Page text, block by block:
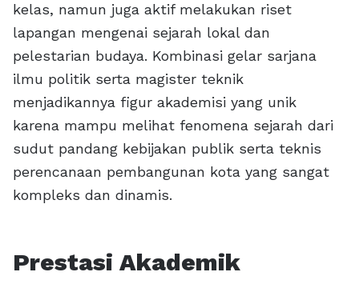
kelas, namun juga aktif melakukan riset
lapangan mengenai sejarah lokal dan
pelestarian budaya. Kombinasi gelar sarjana
ilmu politik serta magister teknik
menjadikannya figur akademisi yang unik
karena mampu melihat fenomena sejarah dari
sudut pandang kebijakan publik serta teknis
perencanaan pembangunan kota yang sangat
kompleks dan dinamis.
Prestasi Akademik